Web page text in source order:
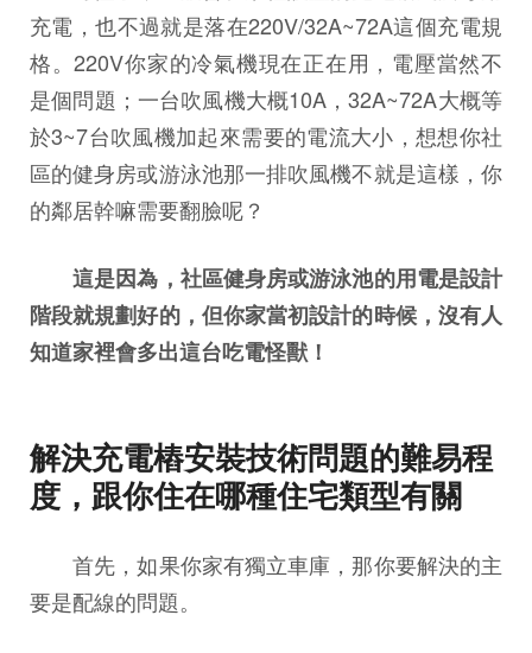
充電，也不過就是落在220V/32A~72A這個充電規
格。220V你家的冷氣機現在正在用，電壓當然不
是個問題；一台吹風機大概10A，32A~72A大概等
於3~7台吹風機加起來需要的電流大小，想想你社
區的健身房或游泳池那一排吹風機不就是這樣，你
的鄰居幹嘛需要翻臉呢？
這是因為，社區健身房或游泳池的用電是設計
階段就規劃好的，但你家當初設計的時候，沒有人
知道家裡會多出這台吃電怪獸！
解決充電樁安裝技術問題的難易程
度，跟你住在哪種住宅類型有關
首先，如果你家有獨立車庫，那你要解決的主
要是配線的問題。